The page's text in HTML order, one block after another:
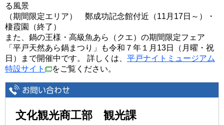
る風景
（期間限定エリア） 鄭成功記念館付近（11月17日～）・
棲霞園（終了）
また、鍋の王様・高級魚あら（クエ）の期間限定フェア
「平戸天然あら鍋まつり」も令和７年１月13日（月曜・祝
日）まで開催中です。 詳しくは、 平戸ナイトミュージアム
特設サイト
をご覧ください。
文化観光商工部 観光課